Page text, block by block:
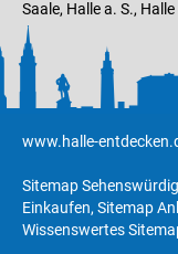
Saale, Halle a. S., Halle
www.halle-
Sitemap
Einkaufen, Sitemap
Wissenswertes